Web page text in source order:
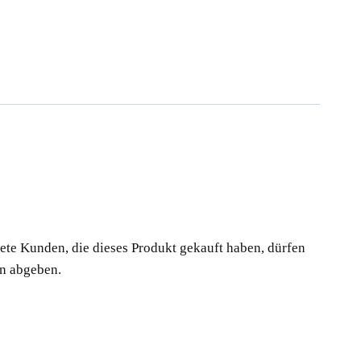
Kunden, die dieses Produkt gekauft haben, dürfen
abgeben.